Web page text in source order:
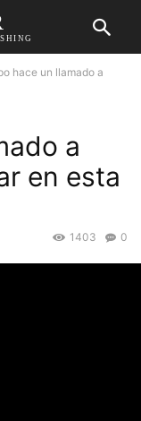
hace un llamado a
a
en esta
0
1403